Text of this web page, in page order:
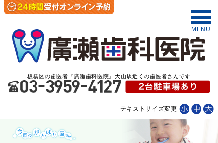
板橋区の歯医者『廣瀬歯科医院』大山駅近くの歯医者さんです
テキストサイズ変更
MENU